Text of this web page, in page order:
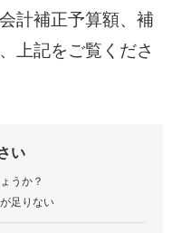
計補正予算額、補
上記をご覧くださ
い
うか？
足りない